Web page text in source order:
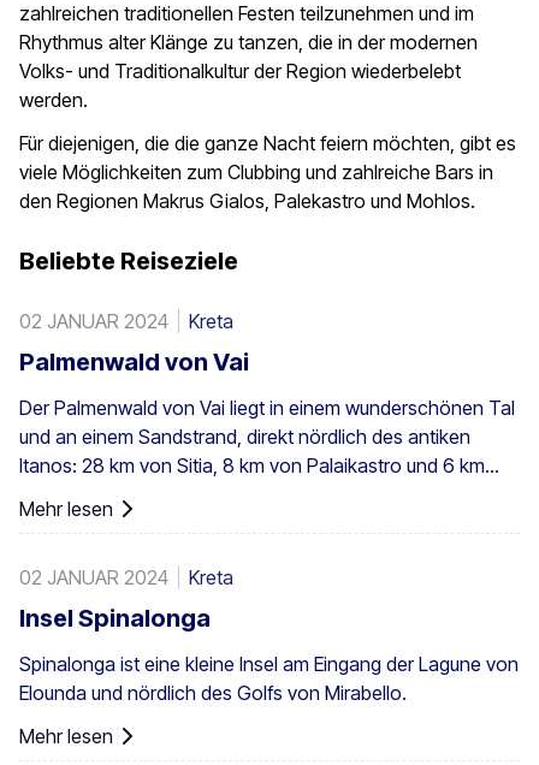
zahlreichen traditionellen Festen teilzunehmen und im
Rhythmus alter Klänge zu tanzen, die in der modernen
Volks- und Traditionalkultur der Region wiederbelebt
werden.
Für diejenigen, die die ganze Nacht feiern möchten, gibt es
viele Möglichkeiten zum Clubbing und zahlreiche Bars in
den Regionen Makrus Gialos, Palekastro und Mohlos.
Beliebte Reiseziele
02 JANUAR 2024 Kreta
Palmenwald von Vai
Der Palmenwald von Vai liegt in einem wunderschönen Tal
und an einem Sandstrand, direkt nördlich des antiken
Itanos: 28 km von Sitia, 8 km von Palaikastro und 6 km
von Toplou über die jeweiligen Straßen entfernt. Mit einer
Fläche von 200 Stremmata (50 Acres) besteht er aus den
Kolonie nicht nur in Griechenland, sondern in ganz Europa.
Ein ausreichend großer Bestand existiert auch in Preveli,
mit kleineren Gruppen an anderen Orten, z. B. in Agios
Nikitas. Die Palme kommt außerdem vereinzelt auf den
südwestlichen Ägäisinseln, auf Zypern und in der Türkei
vor.
Mehr lesen
02 JANUAR 2024 Kreta
Insel Spinalonga
Spinalonga ist eine kleine Insel am Eingang der Lagune von
Elounda und nördlich des Golfs von Mirabello.
Mehr lesen